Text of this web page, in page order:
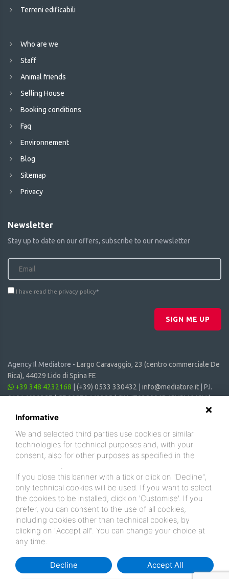
Terreni edificabili
Who are we
Staff
Animal friends
Selling House
Booking conditions
Faq
Environnement
Blog
Sitemap
Privacy
Newsletter
Stay up to date on our offers, subscribe to our newsletter
I have read the privacy policy*
SIGN ME UP
Agency Il Mediatore - Largo Caravaggio, 23 (centro commerciale De
Rica), 44029 Lido di Spina FE
+39 348 4232168
(+39) 0533 330432 info@mediatore.it | P.I.
01014620387 | CF 00870440385 | CIN: IT038006B4SVSM6JCV |
Informative
We and selected third parties use cookies or similar
technologies for technical purposes and, with your
consent, also for other purposes as specified in the
.
If you close this banner with a tick or click on "Decline",
only technical cookies will be used. If you want to select
the cookies to be installed, click on 'Customise'. If you
prefer, you can consent to the use of all cookies,
including cookies other than technical cookies, by
clicking on "Accept all". You can change your choice at
any time.
Decline Accept All